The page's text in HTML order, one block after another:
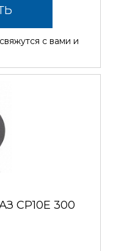
с вами и
CP10E 300